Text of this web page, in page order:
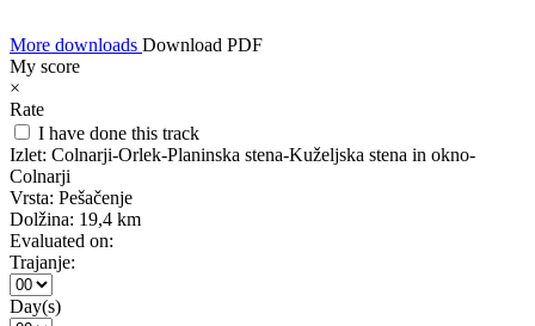
More downloads Download PDF
My score
×
Rate
I have done this track
Izlet: Colnarji-Orlek-Planinska stena-Kuželjska stena in okno-
Colnarji
Vrsta: Pešačenje
Dolžina: 19,4 km
Evaluated on:
Trajanje:
Day(s)